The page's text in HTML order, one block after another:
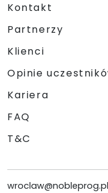
Kontakt
Partnerzy
Klienci
Opinie
Kariera
FAQ
T&C
wroclaw@nobleprog.pl